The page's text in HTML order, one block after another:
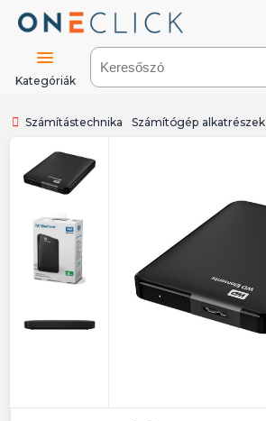
Kategóriák
Számítástechnika Számítógép alkatrészek